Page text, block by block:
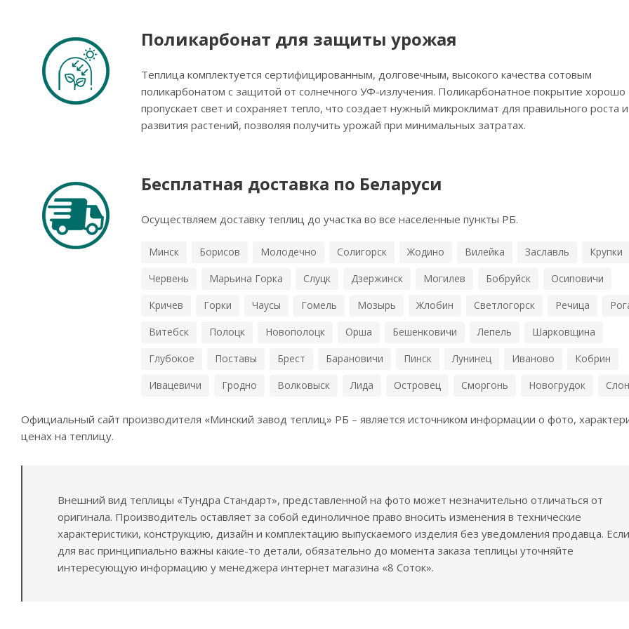
Поликарбонат для защиты урожая
Теплица комплектуется сертифицированным, долговечным, высокого качества сотовым
поликарбонатом с защитой от солнечного УФ-излучения. Поликарбонатное покрытие хорошо
пропускает свет и сохраняет тепло, что создает нужный микроклимат для правильного роста и
развития растений, позволяя получить урожай при минимальных затратах.
Бесплатная доставка по Беларуси
Осуществляем доставку теплиц до участка во все населенные пункты РБ.
Минск Борисов Молодечно Солигорск Жодино Вилейка Заславль
Крупки
Червень
Марьина Горка Слуцк Дзержинск Могилев Бобруйск
Осиповичи
Кричев
Горки Чаусы Гомель Мозырь Жлобин Светлогорск Речица
Витебск
Полоцк Новополоцк Орша Бешенковичи Лепель
Шарковщина
Глубокое
Поставы Брест Барановичи Пинск Лунинец Иваново
Кобрин
Ивацевичи
Гродно Волковыск Лида Островец Сморгонь Новогрудок
Официальный сайт производителя «Минский завод теплиц» РБ – является источником информации о фото,
ценах на теплицу.
Внешний вид теплицы «Тундра Стандарт», представленной на фото может незначительно отличаться от
оригинала. Производитель оставляет за собой единоличное право вносить изменения в технические
характеристики, конструкцию, дизайн и комплектацию выпускаемого изделия без уведомления продавца. Если
для вас принципиально важны какие-то детали, обязательно до момента заказа теплицы уточняйте
интересующую информацию у менеджера интернет магазина «8 Соток».